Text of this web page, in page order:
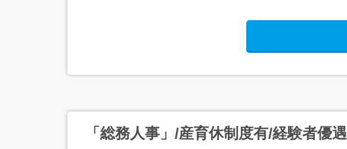
「総務人事」/産育休制度有/経験者優遇